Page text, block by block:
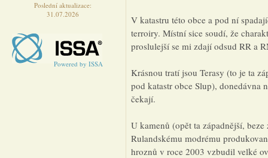
Poslední aktualizace:
31.07.2026
Powered by ISSA
V katastru této obce a pod ní
terroiry. Místní sice soudí, že
proslulejší se mi zdají odsud RR a
Krásnou tratí jsou Terasy (to je ta
pod katastr obce Slup), donedávna
čekají.
U kamenů (opět ta západnější,
Rulandskému modrému
hroznů v roce 2003 vzbudil velké